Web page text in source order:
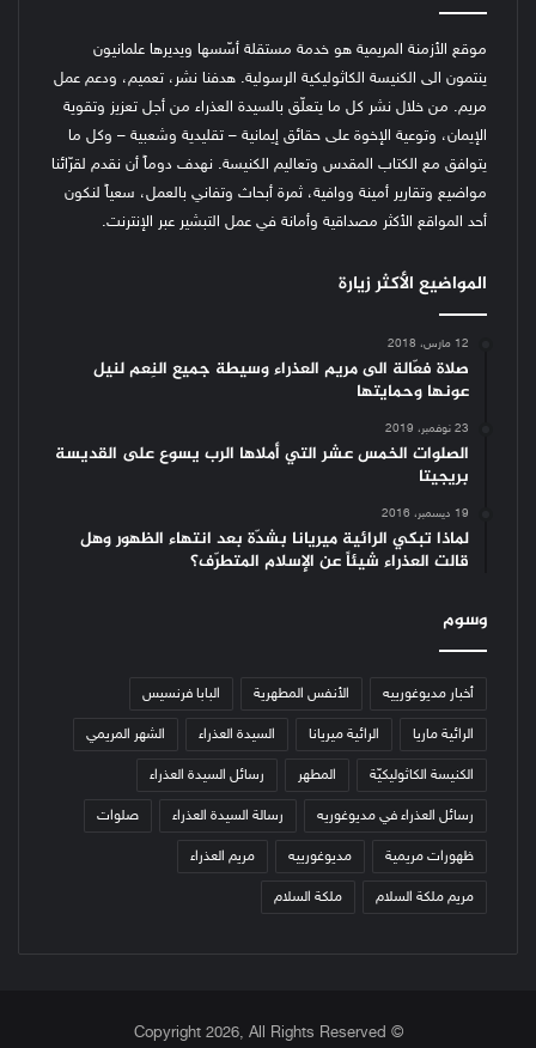
موقع الأزمنة المريمية هو خدمة مستقلة أسّسها ويديرها علمانيون
ينتمون الى الكنيسة الكاثوليكية الرسولية. هدفنا نشر، تعميم، ودعم عمل
مريم. من خلال نشر كل ما يتعلّق بالسيدة العذراء من أجل تعزيز وتقوية
الإيمان، وتوعية الإخوة على حقائق إيمانية – تقليدية وشعبية – وكل ما
يتوافق مع الكتاب المقدس وتعاليم الكنيسة. نهدف دوماً أن نقدم لقرّائنا
مواضيع وتقارير أمينة ووافية، ثمرة أبحاث وتفاني بالعمل، سعياً لنكون
أحد المواقع الأكثر مصداقية وأمانة في عمل التبشير عبر الإنترنت.
المواضيع الأكثر زيارة
12 مارس، 2018
صلاة فعّالة الى مريم العذراء وسيطة جميع النِعم لنيل
عونها وحمايتها
23 نوفمبر، 2019
الصلوات الخمس عشر التي أملاها الرب يسوع على القديسة
بريجيتا
19 ديسمبر، 2016
لماذا تبكي الرائية ميريانا بشدّة بعد انتهاء الظهور وهل
قالت العذراء شيئاً عن الإسلام المتطرّف؟
وسوم
أخبار مديوغورييه الأنفس المطهرية البابا فرنسيس
الرائية ماريا الرائية ميريانا السيدة العذراء الشهر المريمي
الكنيسة الكاثوليكيّة المطهر رسائل السيدة العذراء
رسائل العذراء في مديوغوريه رسالة السيدة العذراء صلوات
ظهورات مريمية مديوغورييه مريم العذراء
مريم ملكة السلام ملكة السلام
© Copyright 2026, All Rights Reserved